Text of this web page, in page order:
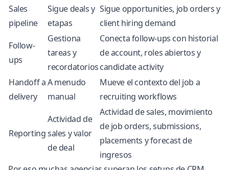
Sales
pipeline
Sigue deals y
etapas
Sigue opportunities, job orders y
client hiring demand
Follow-
ups
Gestiona
tareas y
recordatorios
Conecta follow-ups con historial
de account, roles abiertos y
candidate activity
Handoff a
delivery
A menudo
manual
Mueve el contexto del job a
recruiting workflows
Reporting
Actividad de
sales y valor
de deal
Actividad de sales, movimiento
de job orders, submissions,
placements y forecast de
ingresos